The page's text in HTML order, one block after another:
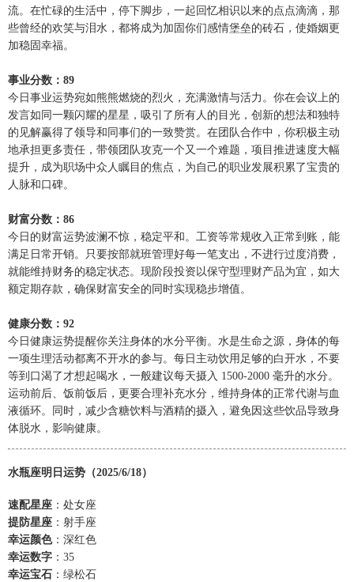
流。在忙碌的生活中，停下脚步，一起回忆相识以来的点点滴滴，那
些曾经的欢笑与泪水，都将成为加固你们感情堡垒的砖石，使婚姻更
加稳固幸福。
事业分数：89
今日事业运势宛如熊熊燃烧的烈火，充满激情与活力。你在会议上的
发言如同一颗闪耀的星星，吸引了所有人的目光，创新的想法和独特
的见解赢得了领导和同事们的一致赞赏。在团队合作中，你积极主动
地承担更多责任，带领团队攻克一个又一个难题，项目推进速度大幅
提升，成为职场中众人瞩目的焦点，为自己的职业发展积累了宝贵的
人脉和口碑。
财富分数：86
今日的财富运势波澜不惊，稳定平和。工资等常规收入正常到账，能
满足日常开销。只要按部就班管理好每一笔支出，不进行过度消费，
就能维持财务的稳定状态。现阶段投资以保守型理财产品为宜，如大
额定期存款，确保财富安全的同时实现稳步增值。
健康分数：92
今日健康运势提醒你关注身体的水分平衡。水是生命之源，身体的每
一项生理活动都离不开水的参与。每日主动饮用足够的白开水，不要
等到口渴了才想起喝水，一般建议每天摄入 1500-2000 毫升的水分。
运动前后、饭前饭后，更要合理补充水分，维持身体的正常代谢与血
液循环。同时，减少含糖饮料与酒精的摄入，避免因这些饮品导致身
体脱水，影响健康。
水瓶座明日运势（2025/6/18）
速配星座 ：处女座
提防星座 ：射手座
幸运颜色：深红色
幸运数字 ：35
幸运宝石 ：绿松石